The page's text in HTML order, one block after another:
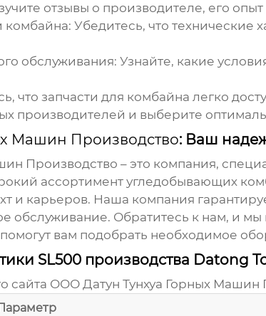
отзывы о производителе, его
комбайна: Убедитесь, что технические
обслуживания: Узнайте, какие
что запчасти для комбайна легко
производителей и выберите
Машин Производство: Ваш
Производство – это компания,
ассортимент угледобывающих
и карьеров. Наша компания
обслуживание. Обратитесь к нам, и
вам подобрать необходимое
SL500 производства Datong
сайта ООО Датун Тунхуа Горных Машин